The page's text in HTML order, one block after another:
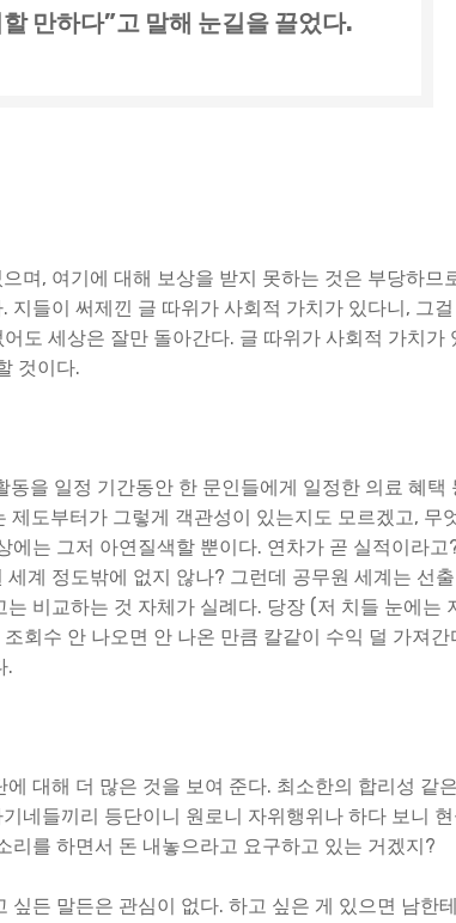
만하다”고 말해 눈길을 끌었다.
며, 여기에 대해 보상을 받지 못하는 것은 부당하므
들이 써제낀 글 따위가 사회적 가치가 있다니, 그
도 세상은 잘만 돌아간다. 글 따위가 사회적 가치가
것이다.
을 일정 기간동안 한 문인들에게 일정한 의료 혜택
도부터가 그렇게 객관성이 있는지도 모르겠고, 무
는 그저 아연질색할 뿐이다. 연차가 곧 실적이라고
계 정도밖에 없지 않나? 그런데 공무원 세계는 선
비교하는 것 자체가 실례다. 당장 (저 치들 눈에는
회수 안 나오면 안 나온 만큼 칼같이 수익 덜 가져간
.
대해 더 많은 것을 보여 준다. 최소한의 합리성 같은
네들끼리 등단이니 원로니 자위행위나 하다 보니 현
를 하면서 돈 내놓으라고 요구하고 있는 거겠지?
든 말든은 관심이 없다. 하고 싶은 게 있으면 남한테